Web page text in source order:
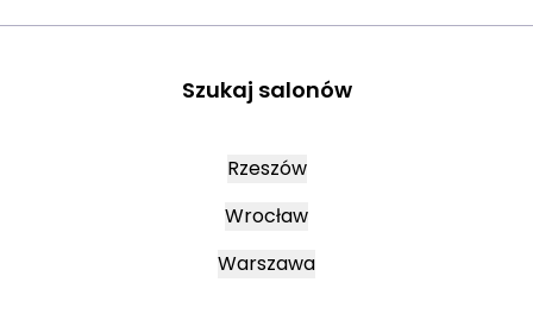
Szukaj salonów
Rzeszów
Wrocław
Warszawa